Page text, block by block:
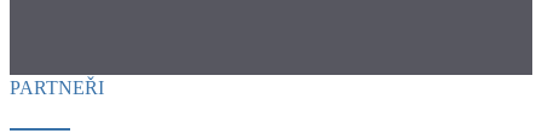
PARTNEŘI